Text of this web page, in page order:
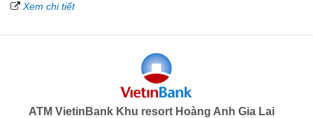
Xem chi tiết
ATM VietinBank Khu resort Hoàng Anh Gia Lai